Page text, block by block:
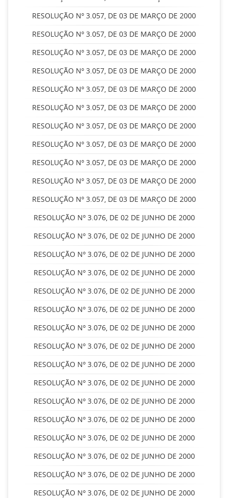
RESOLUÇÃO Nº 3.057, DE 03 DE MARÇO DE 2000
RESOLUÇÃO Nº 3.057, DE 03 DE MARÇO DE 2000
RESOLUÇÃO Nº 3.057, DE 03 DE MARÇO DE 2000
RESOLUÇÃO Nº 3.057, DE 03 DE MARÇO DE 2000
RESOLUÇÃO Nº 3.057, DE 03 DE MARÇO DE 2000
RESOLUÇÃO Nº 3.057, DE 03 DE MARÇO DE 2000
RESOLUÇÃO Nº 3.057, DE 03 DE MARÇO DE 2000
RESOLUÇÃO Nº 3.057, DE 03 DE MARÇO DE 2000
RESOLUÇÃO Nº 3.057, DE 03 DE MARÇO DE 2000
RESOLUÇÃO Nº 3.057, DE 03 DE MARÇO DE 2000
RESOLUÇÃO Nº 3.057, DE 03 DE MARÇO DE 2000
RESOLUÇÃO Nº 3.076, DE 02 DE JUNHO DE 2000
RESOLUÇÃO Nº 3.076, DE 02 DE JUNHO DE 2000
RESOLUÇÃO Nº 3.076, DE 02 DE JUNHO DE 2000
RESOLUÇÃO Nº 3.076, DE 02 DE JUNHO DE 2000
RESOLUÇÃO Nº 3.076, DE 02 DE JUNHO DE 2000
RESOLUÇÃO Nº 3.076, DE 02 DE JUNHO DE 2000
RESOLUÇÃO Nº 3.076, DE 02 DE JUNHO DE 2000
RESOLUÇÃO Nº 3.076, DE 02 DE JUNHO DE 2000
RESOLUÇÃO Nº 3.076, DE 02 DE JUNHO DE 2000
RESOLUÇÃO Nº 3.076, DE 02 DE JUNHO DE 2000
RESOLUÇÃO Nº 3.076, DE 02 DE JUNHO DE 2000
RESOLUÇÃO Nº 3.076, DE 02 DE JUNHO DE 2000
RESOLUÇÃO Nº 3.076, DE 02 DE JUNHO DE 2000
RESOLUÇÃO Nº 3.076, DE 02 DE JUNHO DE 2000
RESOLUÇÃO Nº 3.076, DE 02 DE JUNHO DE 2000
RESOLUÇÃO Nº 3.076, DE 02 DE JUNHO DE 2000